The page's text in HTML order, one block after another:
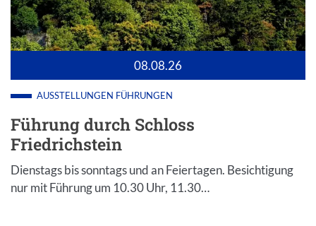
08.08.26
AUSSTELLUNGEN FÜHRUNGEN
Führung durch Schloss
Friedrichstein
Dienstags bis sonntags und an Feiertagen. Besichtigung
nur mit Führung um 10.30 Uhr, 11.30…